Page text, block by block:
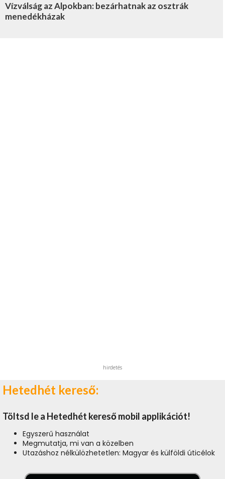
Vízválság az Alpokban: bezárhatnak az osztrák
menedékházak
hirdetés
Hetedhét kereső:
Töltsd le a Hetedhét kereső mobil applikációt!
Egyszerű használat
Megmutatja, mi van a közelben
Utazáshoz nélkülözhetetlen: Magyar és külföldi úticélok